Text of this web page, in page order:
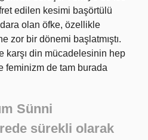
edilen kesimi başörtülü
olan öfke, özellikle
zor bir dönemi başlatmıştı.
karşı din mücadelesinin hep
feminizm de tam burada
Sünni
sürekli olarak